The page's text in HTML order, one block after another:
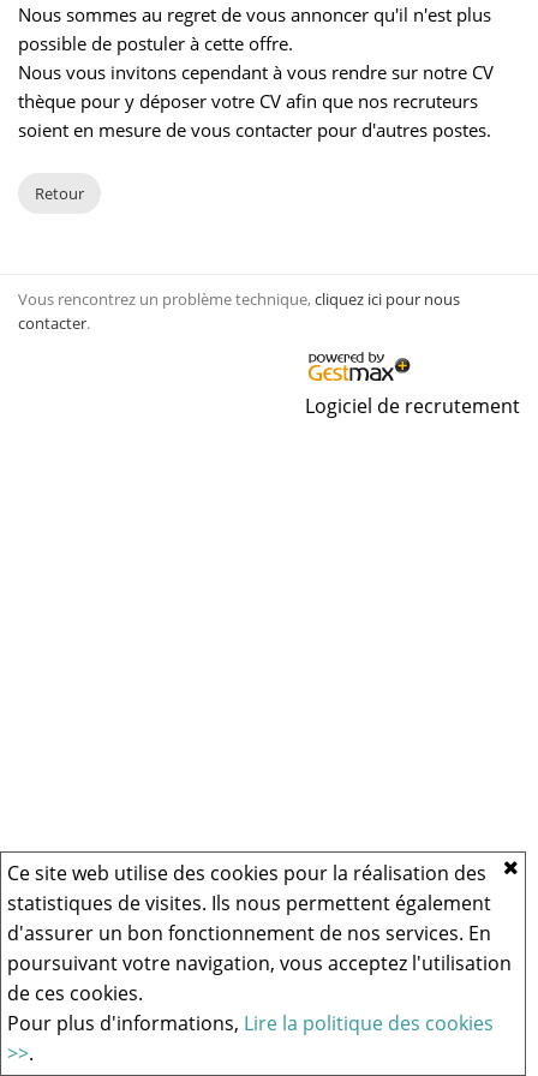
Ce site web utilise des cookies pour la réalisation des
statistiques de visites. Ils nous permettent également
d'assurer un bon fonctionnement de nos services. En
poursuivant votre navigation, vous acceptez l'utilisation
de ces cookies.
Pour plus d'informations, Lire la politique des cookies
>>.
Nous sommes au regret de vous annoncer qu'il n'est plus
possible de postuler à cette offre.
Nous vous invitons cependant à vous rendre sur notre CV
thèque pour y déposer votre CV afin que nos recruteurs
soient en mesure de vous contacter pour d'autres postes.
Retour
Vous rencontrez un problème technique,cliquez ici pour nous
contacter.
Logiciel de recrutement